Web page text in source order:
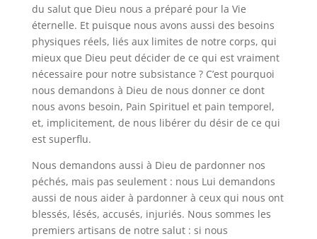
du salut que Dieu nous a préparé pour la Vie
éternelle. Et puisque nous avons aussi des besoins
physiques réels, liés aux limites de notre corps, qui
mieux que Dieu peut décider de ce qui est vraiment
nécessaire pour notre subsistance ? C’est pourquoi
nous demandons à Dieu de nous donner ce dont
nous avons besoin, Pain Spirituel et pain temporel,
et, implicitement, de nous libérer du désir de ce qui
est superflu.
Nous demandons aussi à Dieu de pardonner nos
péchés, mais pas seulement : nous Lui demandons
aussi de nous aider à pardonner à ceux qui nous ont
blessés, lésés, accusés, injuriés. Nous sommes les
premiers artisans de notre salut : si nous